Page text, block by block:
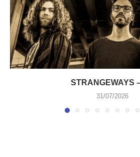
STRANGEWAYS
31/07/2026